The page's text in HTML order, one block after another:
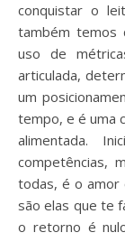
conquistar o
também temos
uso de
articulada,
um
tempo, e é uma
alimentada.
competências,
todas, é o amor
são elas que te
o retorno é